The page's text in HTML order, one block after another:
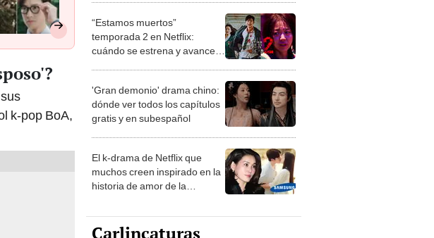
k-pop BoA,
“Estamos muertos”
temporada 2 en Netflix:
cuándo se estrena y avances
'Gran demonio' drama chino:
dónde ver todos los capítulos
gratis y en subespañol
El k-drama de Netflix que
muchos creen inspirado en la
historia de amor de la
Carlincaturas